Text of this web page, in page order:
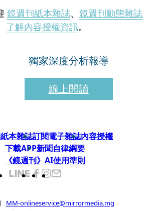
鏡週刊紙本雜誌、 鏡週刊動態雜誌
了解內容授權資訊。
獨家深度分析報導
線上閱讀
本雜誌訂閱電子雜誌內容授權
下載APP新聞自律綱要
《鏡週刊》AI使用準則
MM-onlineservice@mirrormedia.mg